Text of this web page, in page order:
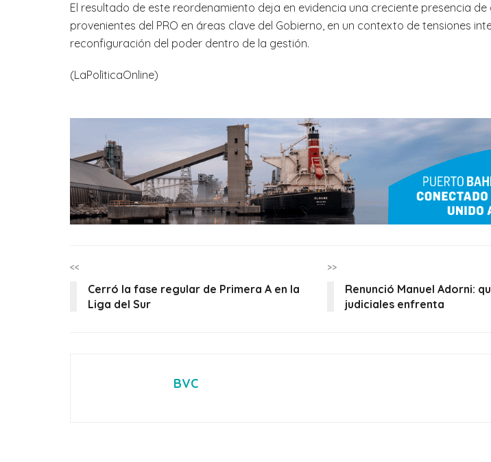
El resultado de este reordenamiento deja en evidencia una creciente presencia de
provenientes del PRO en áreas clave del Gobierno, en un contexto de tensiones
reconfiguración del poder dentro de la gestión.
(LaPolìticaOnline)
<<
Cerró la fase regular de Primera A en la
Liga del Sur
>>
Renunció Manuel Adorni:
judiciales enfrenta
BVC